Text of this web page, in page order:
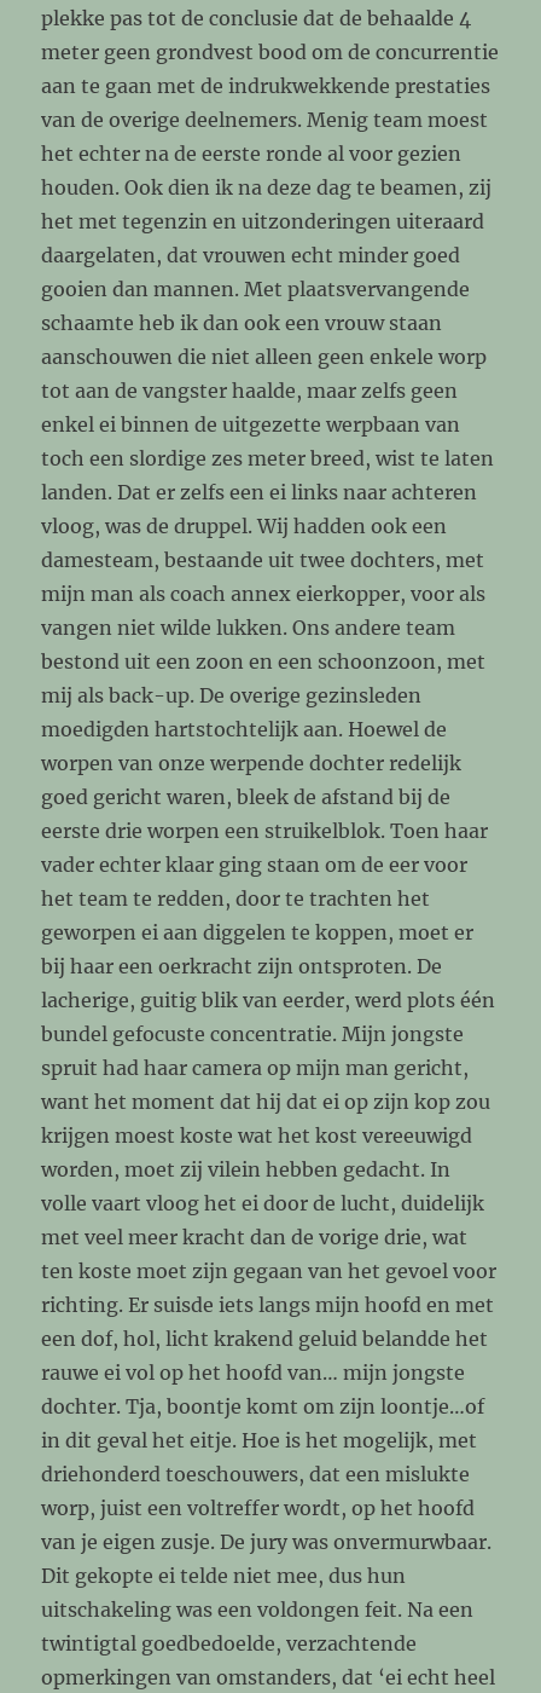
plekke pas tot de conclusie dat de behaalde 4
meter geen grondvest bood om de concurrentie
aan te gaan met de indrukwekkende prestaties
van de overige deelnemers. Menig team moest
het echter na de eerste ronde al voor gezien
houden. Ook dien ik na deze dag te beamen, zij
het met tegenzin en uitzonderingen uiteraard
daargelaten, dat vrouwen echt minder goed
gooien dan mannen. Met plaatsvervangende
schaamte heb ik dan ook een vrouw staan
aanschouwen die niet alleen geen enkele worp
tot aan de vangster haalde, maar zelfs geen
enkel ei binnen de uitgezette werpbaan van
toch een slordige zes meter breed, wist te laten
landen. Dat er zelfs een ei links naar achteren
vloog, was de druppel. Wij hadden ook een
damesteam, bestaande uit twee dochters, met
mijn man als coach annex eierkopper, voor als
vangen niet wilde lukken. Ons andere team
bestond uit een zoon en een schoonzoon, met
mij als back-up. De overige gezinsleden
moedigden hartstochtelijk aan. Hoewel de
worpen van onze werpende dochter redelijk
goed gericht waren, bleek de afstand bij de
eerste drie worpen een struikelblok. Toen haar
vader echter klaar ging staan om de eer voor
het team te redden, door te trachten het
geworpen ei aan diggelen te koppen, moet er
bij haar een oerkracht zijn ontsproten. De
lacherige, guitig blik van eerder, werd plots één
bundel gefocuste concentratie. Mijn jongste
spruit had haar camera op mijn man gericht,
want het moment dat hij dat ei op zijn kop zou
krijgen moest koste wat het kost vereeuwigd
worden, moet zij vilein hebben gedacht. In
volle vaart vloog het ei door de lucht, duidelijk
met veel meer kracht dan de vorige drie, wat
ten koste moet zijn gegaan van het gevoel voor
richting. Er suisde iets langs mijn hoofd en met
een dof, hol, licht krakend geluid belandde het
rauwe ei vol op het hoofd van… mijn jongste
dochter. Tja, boontje komt om zijn loontje…of
in dit geval het eitje. Hoe is het mogelijk, met
driehonderd toeschouwers, dat een mislukte
worp, juist een voltreffer wordt, op het hoofd
van je eigen zusje. De jury was onvermurwbaar.
Dit gekopte ei telde niet mee, dus hun
uitschakeling was een voldongen feit. Na een
twintigtal goedbedoelde, verzachtende
opmerkingen van omstanders, dat ‘ei echt heel